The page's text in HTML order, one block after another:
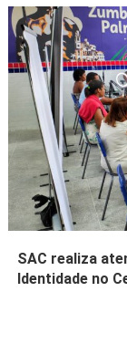
SAC realiza
Identidade no